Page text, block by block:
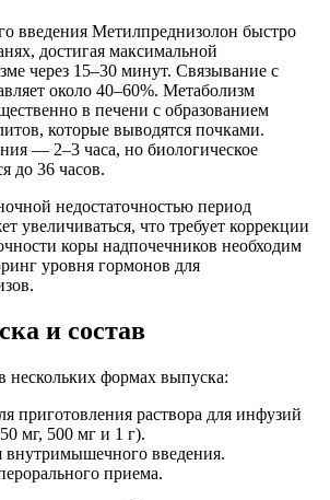
введения Метилпреднизолон быстро
достигая максимальной
через 15–30 минут. Связывание с
около 40–60%. Метаболизм
в печени с образованием
которые выводятся почками.
— 2–3 часа, но биологическое
до 36 часов.
недостаточностью период
увеличиваться, что требует коррекции
коры надпочечников необходим
уровня гормонов для
и состав
нескольких формах выпуска:
приготовления раствора для инфузий
мг, 500 мг и 1 г).
внутримышечного введения.
приема.